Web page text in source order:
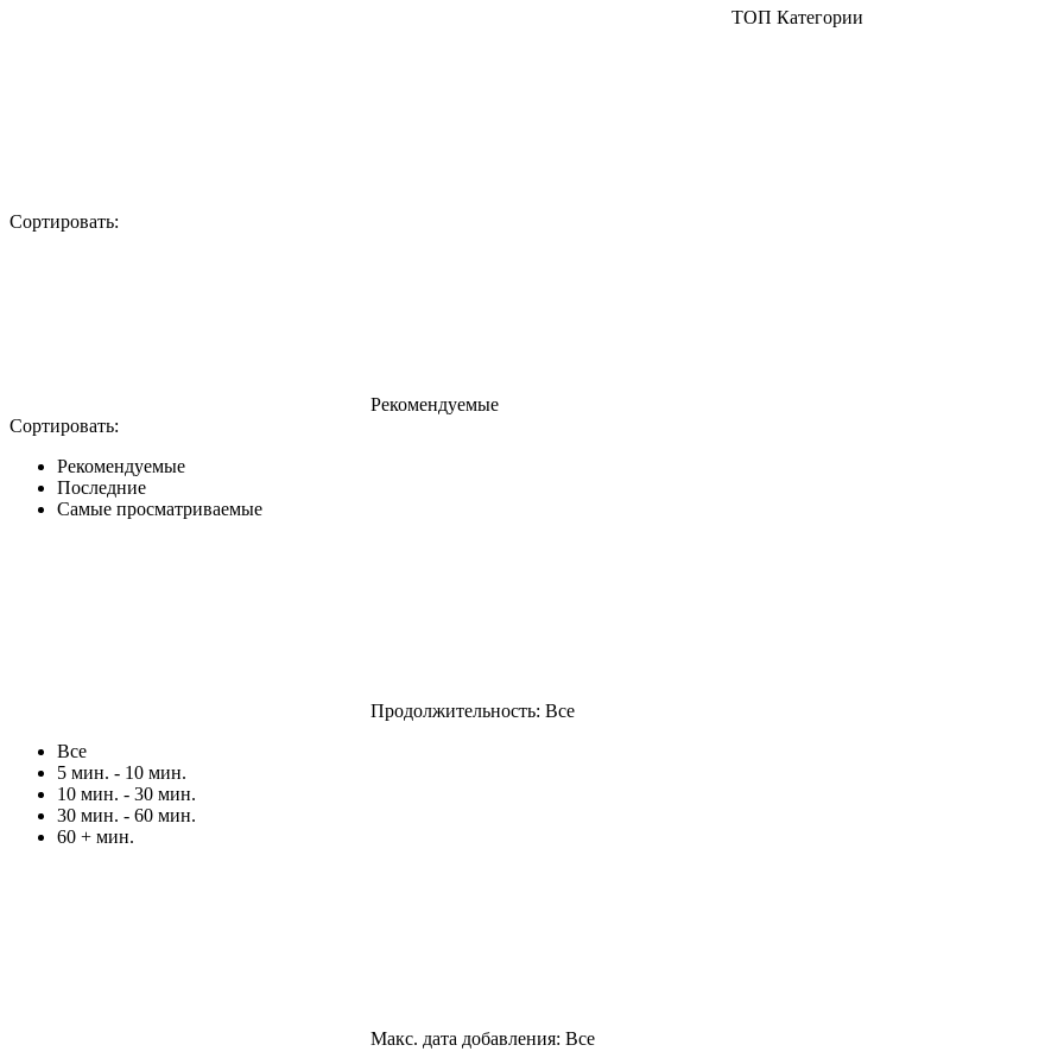
ТОП Категории
Сортировать:
Рекомендуемые
Сортировать:
Рекомендуемые
Последние
Самые просматриваемые
Продолжительность: Все
Все
5 мин. - 10 мин.
10 мин. - 30 мин.
30 мин. - 60 мин.
60 + мин.
Макс. дата добавления: Все